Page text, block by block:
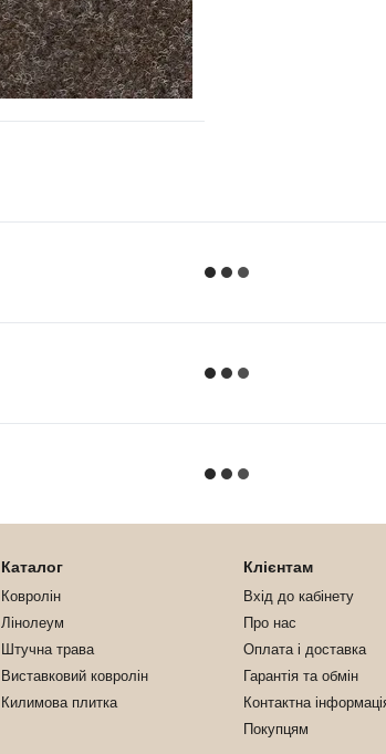
Каталог
Ковролін
Лінолеум
Штучна трава
Виставковий ковролін
Килимова плитка
Клієнтам
Вхід до кабінету
Про нас
Оплата і доставка
Гарантія та обмін
Контактна
Покупцям